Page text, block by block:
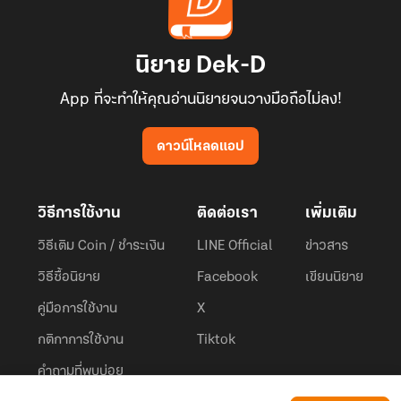
นิยาย Dek-D
App ที่จะทำให้คุณอ่านนิยายจนวางมือถือไม่ลง!
ดาวน์โหลดแอป
วิธีการใช้งาน
วิธีเติม Coin / ชำระเงิน
วิธีซื้อนิยาย
คู่มือการใช้งาน
กติกาการใช้งาน
คำถามที่พบบ่อย
ติดต่อเรา
LINE Official
Facebook
X
Tiktok
เพิ่มเติม
ข่าวสาร
เขียนนิยาย